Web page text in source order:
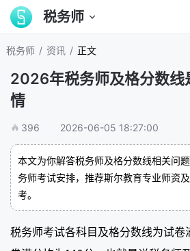
税务师
税务师 / 资讯 / 正文
2026年税务师及格分数线
情
396 2026-06-05 18:27:00
本文为你解答税务师及格分数线相关问
务师考试安排，推荐斯尔教育专业师资
考。
税务师考试各科目及格分数线为试